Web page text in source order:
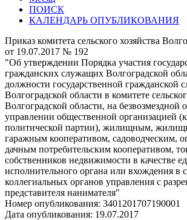
ПОИСК
КАЛЕНДАРЬ ОПУБЛИКОВАНИЯ
Приказ комитета сельского хозяйства
от 19.07.2017 № 192
"Об утверждении Порядка участия
гражданских служащих Волгоградской
должности государственной гражданской
Волгоградской области в комитете
Волгоградской области, на безвозмездной
управлении общественной организацией
политической партии), жилищным,
гаражным кооперативом, садоводческим,
дачным потребительским кооперативом,
собственников недвижимости в качестве
исполнительного органа или вхождения в
коллегиальных органов управления с
представителя нанимателя"
Номер опубликования: 3401201707190001
Дата опубликования: 19.07.2017